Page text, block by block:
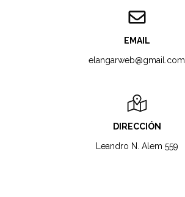
EMAIL
elangarweb@gmail.com
DIRECCIÓN
Leandro N. Alem 559